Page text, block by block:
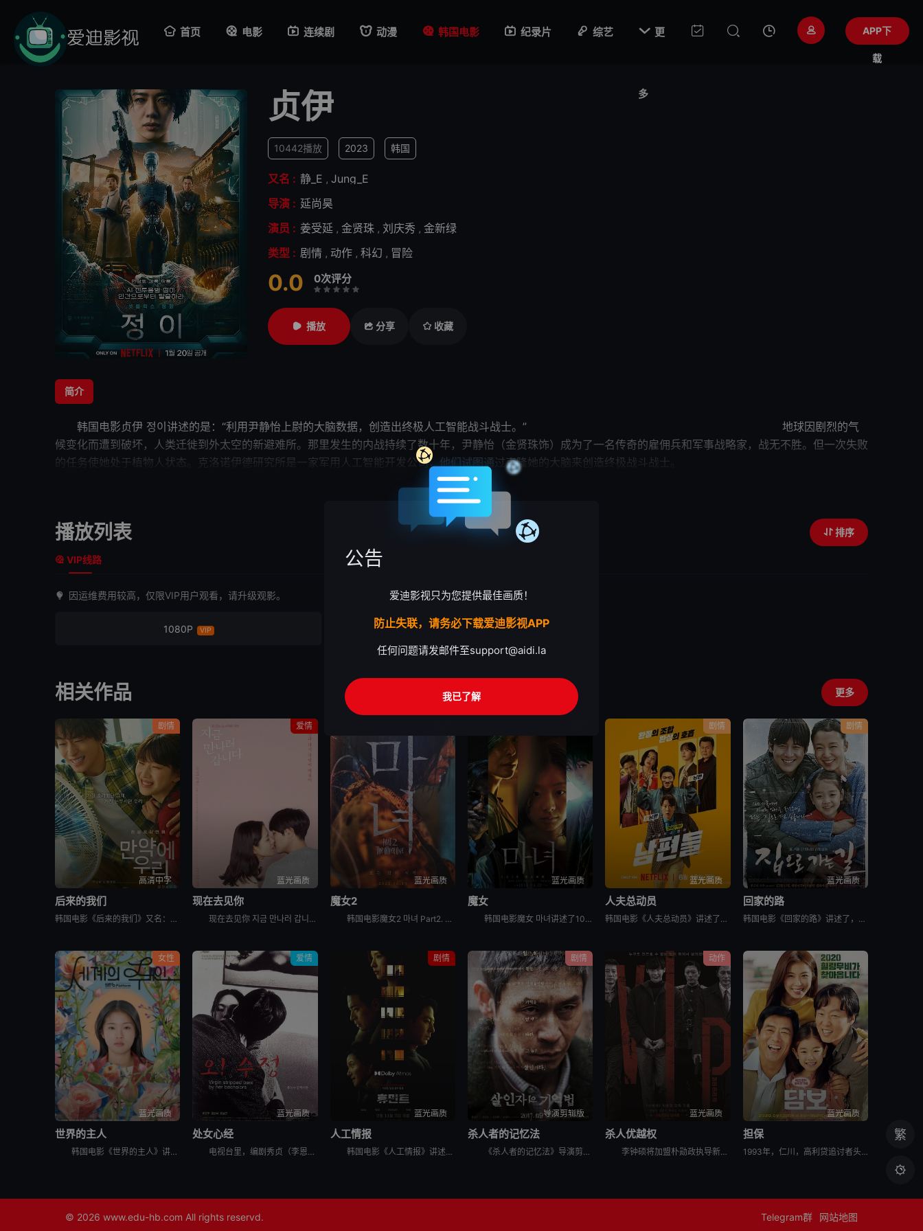
首页 电影 连续剧 动漫 韩国电影 纪录片 综艺  更
多
APP下
载
贞伊
10442播放 2023 韩国
又名 : 静_E , Jung_E
导演 : 延尚昊
演员 : 姜受延 , 金贤珠 , 刘庆秀 , 金新绿
类型 : 剧情 , 动作 , 科幻 , 冒险
0.0 0次评分
很差
较差还行推荐
力荐
播放 分享 收藏
简介
韩国电影 贞伊 정이讲述的是：“利用尹静怡上尉的大脑数据，创造出终极人工智能战斗战士。” 地球因剧烈的气
候变化而遭到破坏，人类迁徙到外太空的新避难所。那里发生的内战持续了数十年，尹静怡（金贤珠饰）成为了一名传奇的雇佣兵和军事战略家，战无不胜。但一次失败
的任务使她处于植物人状态。克洛诺伊德研究所是一家军用人工智能开发公司，他们试图通过克隆她的大脑来创造终极战斗战士。
35 年后，静怡的女儿尹书贤（姜受延饰）作为“静 E”项目的首席研究员参与了这项工作。 尽管进行了
另一个项目。书贤得知 他们
 展开
播放列表 排序
VIP线路
因运维费用较高，仅限VIP用户观看，请升级观影。
1080P VIP
相关作品 更多
剧情
高清中字
后来的我们
韩国电影《后来的我们》又名：之后的我们(台),后来的我们韩国版,Once We Were Us,만약에 우리，讲述了：在开往家乡的客运上，恩浩（具教焕 饰）遇见了休学后下定决心要前往某处的正媛（文佳煐
爱情
蓝光画质
现在去见你
现在去见你 지금 만나러 갑니다，英文名为Be with You，是2018年上映的韩国剧情电影。本片根据市川拓司小说《相约在雨季》改编，苏志燮和孙艺珍主演，讲述男子(苏志燮饰)的妻子秀雅(孙艺珍
蓝光画质
魔女2
韩国电影魔女2 마녀 Part2. The Other One讲述了一名少女在某个巨型秘密实验室里醒来，她逃出实验室，偶然遇到努力从犯罪组织那里守护自己的家的庆熙。闯入庆熙家里的犯罪组织和少女冲突
蓝光画质
魔女
韩国电影魔女 마녀讲述了10年前在一起奇怪的事故中独自生还的失忆少女子允，在一对老夫妇的抚养下长大。为了贴补家用，子允参加了某档电视节目，但让她没想到的是，就在节目播出后，开始有各种奇怪的人出现在
剧情
蓝光画质
人夫总动员
韩国电影《人夫总动员》讲述了，资深缉毒警黄忠植被困多年的贩毒团伙突然反扑，前妻诗奈惨遭绑架，沦为犯罪组织要挟他的筹码。摆在他面前的，只有一条险路：和诗奈的现任丈夫李敏锡联手救人。李敏锡看似是文弱的兽医
剧情
蓝光画质
回家的路
韩国电影《回家的路》讲述了，金宗裴（高修 饰）和宋静妍（全度妍 饰）是一对平凡的夫妇，他们共同经营一家汽车修理店，并育有可爱的女儿慧琳。生活固然快乐，但是不免狂风暴雨的侵袭。宗裴曾给朋友秀载作担保，但
女性
蓝光画质
世界的主人
韩国电影《世界的主人》讲述了，珠仁17岁的时光，是热切投入青涩的恋爱，和好友打闹笑谈对性的好奇，替任职幼儿园校长的甩碌阿妈善后，闲时练跆拳道和做义工挥洒满身活力。某日，同学发起联署，反对出狱在即的
爱情
蓝光画质
处女心经
电视台里，编剧秀贞（李恩珠 饰）爱上了有妇之夫的制片永硕（文成根 饰）。永硕的独立电影需要投资，秀贞便与永硕来到了永硕朋友杰勋（韩明求 饰）的画廊。这位朋友却对秀贞很感兴趣，更希望秀贞能成为自己的
剧情
蓝光画质
人工情报
韩国电影《人工情报》讲述了，韩国国情院特工赵科长，奉命追查跨国犯罪集团，循着牺牲情报员的线索前往俄罗斯符拉迪沃斯托克，意外与朝鲜特工朴健狭路相逢。两人围绕核心情报源蔡善花展开博弈，却同时被各自国家
剧情
导演剪辑版
杀人者的记忆法
《杀人者的记忆法》导演剪辑版讲述的是：安静的医院内，一名半百老人正向警察供述他日记中的罪行。老人名叫金炳秀（薛景求 饰），童年时代的黑暗经历让他性格扭曲，当亲手杀死了禽兽父亲后，生活似乎朝着更好的
动作
蓝光画质
杀人优越权
李钟硕将加盟朴勋政执导新片[VIP]。韩国电影《杀人优越权》讲述朝鲜某高官儿子在世界各国连续杀人，韩朝两国警方以及国际刑警对其进行追捕。李钟硕在片中饰演被追捕的连环杀人犯，这也是欧巴首次挑战反派角
蓝光画质
担保
1993年，仁川，高利贷追讨者头石（成东日饰）和宗培（金熙元饰）想从明子（金允珍饰）处拿回欠款，却因为明子的窘迫只得将她的女儿承利（朴昭怡饰）带走作为担保。因为被人举报，作为非法滞留者的明子遭到驱逐，
© 2026 www.edu-hb.com All rights reservd. Telegram群 网站地图
繁

公告
爱迪影视只为您提供最佳画质！
防止失联，请务必下载爱迪影视APP
任何问题请发邮件至support@aidi.la
我已了解